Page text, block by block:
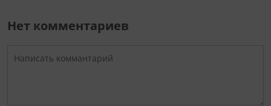
Нет комментариев